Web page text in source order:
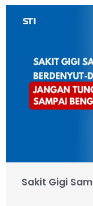
Sakit Gigi